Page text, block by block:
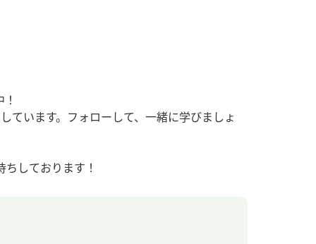
ています。フォローして、一緒に学びましょ
しております！